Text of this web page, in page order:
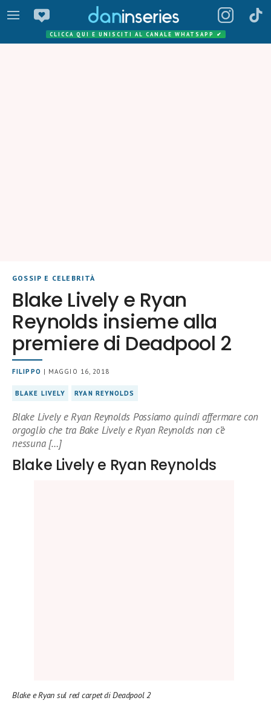
CLICCA QUI E UNISCITI AL CANALE WHATSAPP ✔
GOSSIP E CELEBRITÀ
Blake Lively e Ryan
Reynolds insieme alla
premiere di Deadpool 2
FILIPPO | MAGGIO 16, 2018
BLAKE LIVELY RYAN REYNOLDS
Blake Lively e Ryan Reynolds Possiamo quindi affermare con
orgoglio che tra Bake Lively e Ryan Reynolds non c’è
nessuna […]
Blake Lively e Ryan Reynolds
Blake e Ryan sul red carpet di Deadpool 2